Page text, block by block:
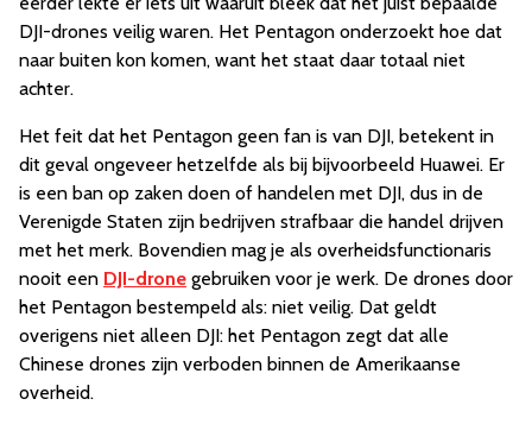
DJI-drones veilig waren. Het Pentagon onderzoekt hoe dat
naar buiten kon komen, want het staat daar totaal niet
achter.
Het feit dat het Pentagon geen fan is van DJI, betekent in
dit geval ongeveer hetzelfde als bij bijvoorbeeld Huawei. Er
is een ban op zaken doen of handelen met DJI, dus in de
Verenigde Staten zijn bedrijven strafbaar die handel drijven
met het merk. Bovendien mag je als overheidsfunctionaris
nooit een DJI-drone gebruiken voor je werk. De drones door
het Pentagon bestempeld als: niet veilig. Dat geldt
overigens niet alleen DJI: het Pentagon zegt dat alle
Chinese drones zijn verboden binnen de Amerikaanse
overheid.